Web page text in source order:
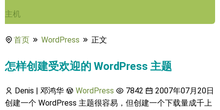
主机
首页 WordPress 正文
怎样创建受欢迎的 WordPress 主题
Denis | 邓鸿华 WordPress 7842
2007年07月20日
创建一个 WordPress 主题很容易，但创建一个下载量成千上